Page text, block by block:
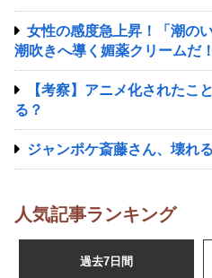
女性の感度急上昇！「潮の
潮吹きへ導く媚薬クリームだ！
【考察】アニメ化されたこ
る？
ジャンポケ斎藤さん、壊れる
人気記事ランキング
過去7日間